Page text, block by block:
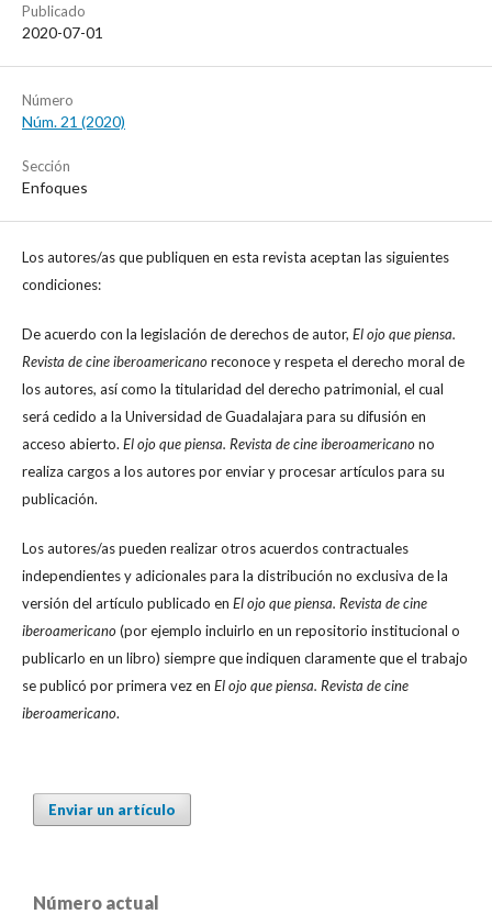
Publicado
2020-07-01
Número
Núm. 21 (2020)
Sección
Enfoques
Los autores/as que publiquen en esta revista aceptan las siguientes
condiciones:
De acuerdo con la legislación de derechos de autor, El ojo que piensa.
Revista de cine iberoamericanoreconoce y respeta el derecho moral de
los autores, así como la titularidad del derecho patrimonial, el cual
será cedido a la Universidad de Guadalajara para su difusión en
acceso abierto. El ojo que piensa. Revista de cine iberoamericanono
realiza cargos a los autores por enviar y procesar artículos para su
publicación.
Los autores/as pueden realizar otros acuerdos contractuales
independientes y adicionales para la distribución no exclusiva de la
versión del artículo publicado en El ojo que piensa. Revista de cine
iberoamericano(por ejemplo incluirlo en un repositorio institucional o
publicarlo en un libro) siempre que indiquen claramente que el trabajo
se publicó por primera vez en El ojo que piensa. Revista de cine
iberoamericano.
Enviar un artículo
Número actual